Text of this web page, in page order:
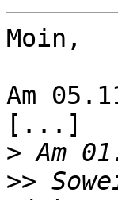
Moin,
Am
[...]
>
>>